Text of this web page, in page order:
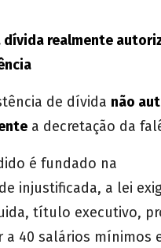
dívida realmente
de dívida não
a decretação da
é fundado na
injustificada, a lei
título executivo,
a 40 salários mínimos